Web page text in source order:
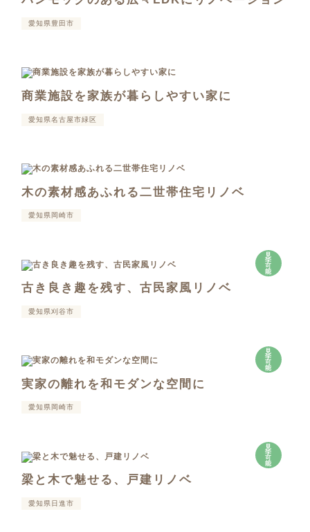
愛知県豊田市
商業施設を家族が暮らしやすい家に
愛知県名古屋市緑区
木の素材感あふれる二世帯住宅リノベ
愛知県岡崎市
見
学
可
能
古き良き趣を残す、古民家風リノベ
愛知県刈谷市
見
学
可
能
実家の離れを和モダンな空間に
愛知県岡崎市
見
学
可
能
梁と木で魅せる、戸建リノベ
愛知県日進市